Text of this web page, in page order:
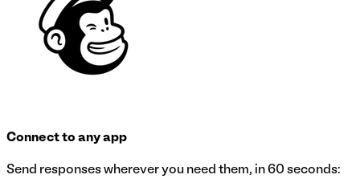
Connect to any app
Send responses wherever you need them, in 60 seconds: